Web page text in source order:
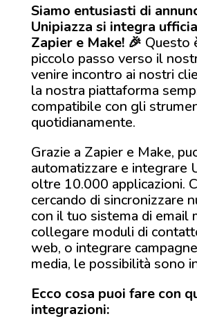
Siamo entusiasti di
Unipiazza si integra
Zapier e Make! 🎉 Questo
piccolo passo verso il
venire incontro ai nostri
la nostra piattaforma
compatibile con gli
quotidianamente.
Grazie a Zapier e Make,
automatizzare e integrare
oltre 10.000 applicazioni.
cercando di sincronizzare
con il tuo sistema di email
collegare moduli di
web, o integrare
media, le possibilità sono
Ecco cosa puoi fare con
integrazioni: